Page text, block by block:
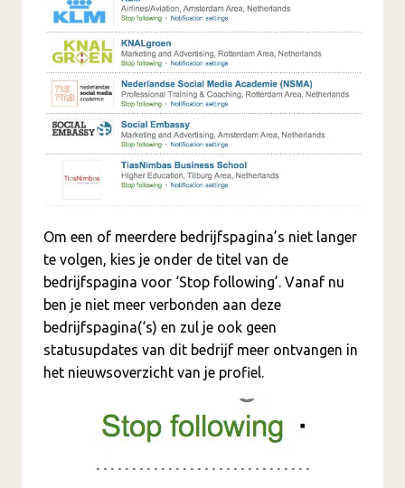
Om een of meerdere bedrijfspagina’s niet langer
te volgen, kies je onder de titel van de
bedrijfspagina voor ‘Stop following’. Vanaf nu
ben je niet meer verbonden aan deze
bedrijfspagina(‘s) en zul je ook geen
statusupdates van dit bedrijf meer ontvangen in
het nieuwsoverzicht van je profiel.